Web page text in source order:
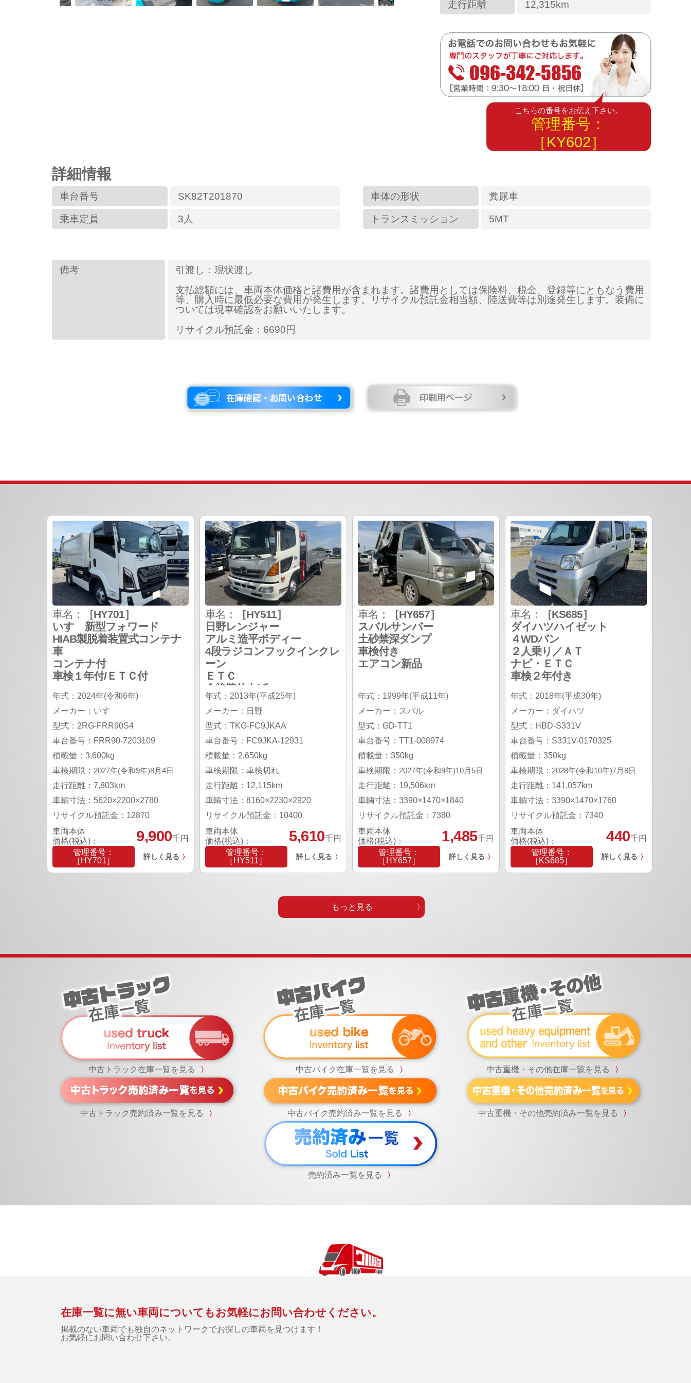
走行距離 12,315km
こちらの番号をお伝え下さい。
管理番号：
［KY602］
詳細情報
車台番号 SK82T201870 車体の形状 糞尿車
乗車定員 3人 トランスミッション 5MT
備考
引渡し：現状渡し
支払総額には、車両本体価格と諸費用が含まれます。諸費用としては保険料、税金、登録等にともなう費用
等、購入時に最低必要な費用が発生します。リサイクル預託金相当額、陸送費等は別途発生します。装備に
ついては現車確認をお願いいたします。
リサイクル預託金：6690円
車名：
［HY701］
いすゞ新型フォワード
HIAB製脱着装置式コンテナ
車
コンテナ付
車検１年付/ＥＴＣ付
年式：2024年(令和6年)
メーカー：いすゞ
型式：2RG-FRR90S4
車台番号：FRR90-7203109
積載量：3,600kg
車検期限： 2027年(令和9年)8月4日
走行距離：7,803km
車輌寸法：5620×2200×2780
リサイクル預託金：12870
車両本体
価格(税込)：
9,900千円
管理番号：
［HY701］
詳しく見る 〉
車名：
［HY511］
日野レンジャー
アルミ造平ボディー
4段ラジコンフックインクレ
ーン
ＥＴＣ
全塗装仕上げ
年式：2013年(平成25年)
メーカー：日野
型式：TKG-FC9JKAA
車台番号：FC9JKA-12931
積載量：2,650kg
車検期限：車検切れ
走行距離：12,115km
車輌寸法：8160×2230×2920
リサイクル預託金：10400
車両本体
価格(税込)：
5,610千円
管理番号：
［HY511］
詳しく見る 〉
車名：
［HY657］
スバルサンバー
土砂禁深ダンプ
車検付き
エアコン新品
年式：1999年(平成11年)
メーカー：スバル
型式：GD-TT1
車台番号：TT1-008974
積載量：350kg
車検期限： 2027年(令和9年)10月5日
走行距離：19,506km
車輌寸法：3390×1470×1840
リサイクル預託金：7380
車両本体
価格(税込)：
1,485千円
管理番号：
［HY657］
詳しく見る 〉
車名：
［KS685］
ダイハツハイゼット
４WDバン
２人乗り／ＡＴ
ナビ・ＥＴＣ
車検２年付き
年式：2018年(平成30年)
メーカー：ダイハツ
型式：HBD-S331V
車台番号：S331V-0170325
積載量：350kg
車検期限： 2028年(令和10年)7月8日
走行距離：141,057km
車輌寸法：3390×1470×1760
リサイクル預託金：7340
車両本体
価格(税込)：
440千円
管理番号：
［KS685］
詳しく見る 〉
もっと見る
中古トラック在庫一覧を見る 〉 中古バイク在庫一覧を見る 〉 中古重機・その他在庫一覧を見る 〉
中古トラック売約済み一覧を見る 〉 中古バイク売約済み一覧を見る 〉 中古重機・その他売約済み一覧を見る 〉
売約済み一覧を見る 〉
在庫一覧に無い車両についてもお気軽にお問い合わせください。
掲載のない車両でも独自のネットワークでお探しの車両を見つけます！
お気軽にお問い合わせ下さい。